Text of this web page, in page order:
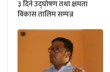
३ दिने उद्घोषण तथा क्षमता
विकास तालिम सम्पन्न